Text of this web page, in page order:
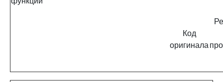
Код
оригинала